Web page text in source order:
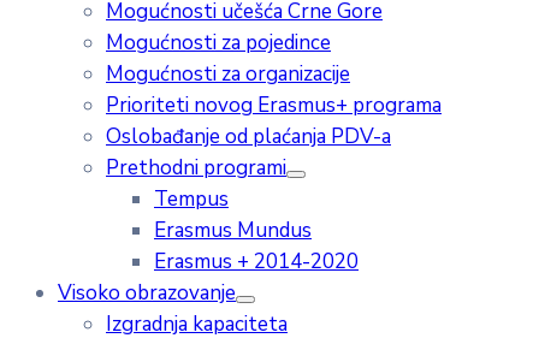
Mogućnosti učešća Crne Gore
Mogućnosti za pojedince
Mogućnosti za organizacije
Prioriteti novog Erasmus+ programa
Oslobađanje od plaćanja PDV-a
Prethodni programi
Tempus
Erasmus Mundus
Erasmus + 2014-2020
Visoko obrazovanje
Izgradnja kapaciteta